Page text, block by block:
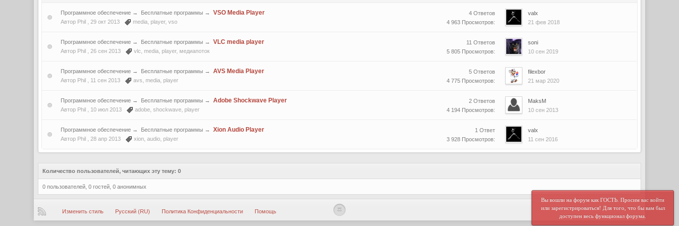
Программное обеспечение → Бесплатные программы → VSO Media Player
Автор Phil , 29 окт 2013 media ,player,vso
4 Ответов
4 963 Просмотров:
valx
21 фев 2018
Программное обеспечение → Бесплатные программы → VLC media player
Автор Phil , 26 сен 2013 vlc media ,player, медиапоток
11 Ответов
5 805 Просмотров:
soni
10 сен 2019
Программное обеспечение → Бесплатные программы → AVS Media Player
Автор Phil , 11 сен 2013 avs media ,player
5 Ответов
4 775 Просмотров:
filexbor
21 мар 2020
Программное обеспечение → Бесплатные программы → Adobe Shockwave Player
Автор Phil , 10 июл 2013 adobe ,shockwave ,player
2 Ответов
4 194 Просмотров:
MaksM
10 сен 2013
Программное обеспечение → Бесплатные программы → Xion Audio Player
Автор Phil , 28 апр 2013 xion ,audio ,player
1 Ответ
3 928 Просмотров:
valx
11 сен 2016
Количество пользователей, читающих эту тему: 0
0 пользователей, 0 гостей, 0 анонимных
Изменить стиль Русский (RU) Политика Конфиденциальности Помощь
Вы вошли на форум как ГОСТЬ. Просим вас войти
или зарегистрироваться! Для того, что бы вам был
доступен весь функционал форума.